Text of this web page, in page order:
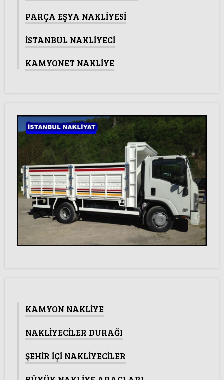
PARÇA EŞYA NAKLİYESİ
İSTANBUL NAKLİYECİ
KAMYONET NAKLİYE
KAMYON NAKLİYE
NAKLİYECİLER DURAĞI
ŞEHİR İÇİ NAKLİYECİLER